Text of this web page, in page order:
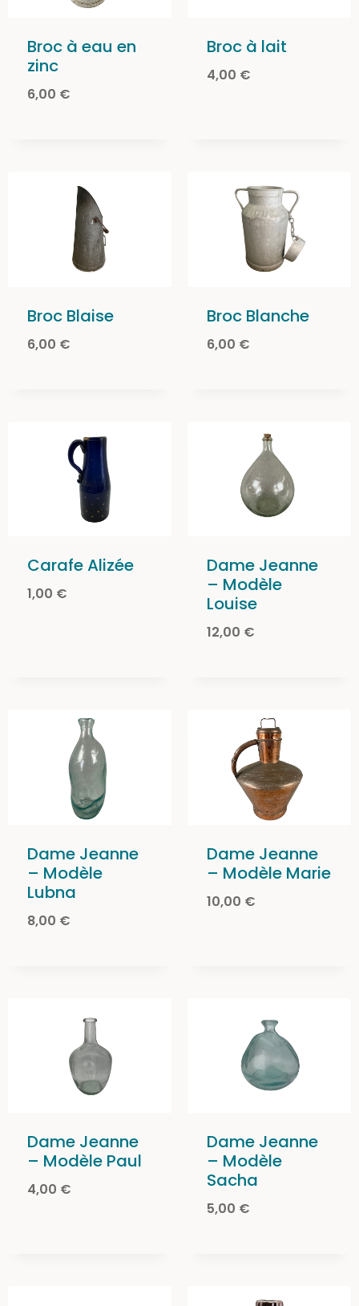
Broc à eau en
zinc
6,00 €
Broc à lait
4,00 €
Broc Blaise
6,00 €
Broc Blanche
6,00 €
Carafe Alizée
1,00 €
Dame Jeanne
– Modèle
Louise
12,00 €
Dame Jeanne
– Modèle
Lubna
8,00 €
Dame Jeanne
– Modèle Marie
10,00 €
Dame Jeanne
– Modèle Paul
4,00 €
Dame Jeanne
– Modèle
Sacha
5,00 €